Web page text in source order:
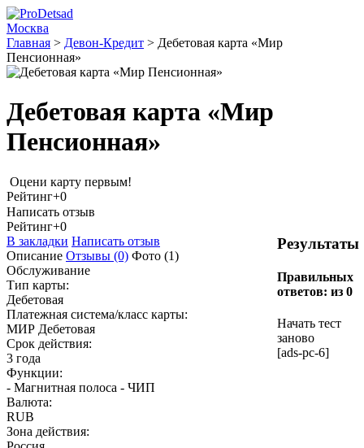
Москва
Главная > Девон-Кредит > Дебетовая карта «Мир
Пенсионная»
Дебетовая карта «Мир
Пенсионная»
Оцени карту первым!
Рейтинг+0
Написать отзыв
Результаты
Правильных
ответов: из 0
Начать тест
заново
[ads-pc-6]
Рейтинг+0
В закладки Написать отзыв
Описание Отзывы (0) Фото (1)
Обслуживание
Тип карты:
Дебетовая
Платежная система/класс карты:
МИР Дебетовая
Срок действия:
3 года
Функции:
- Магнитная полоса - ЧИП
Валюта:
RUB
Зона действия: